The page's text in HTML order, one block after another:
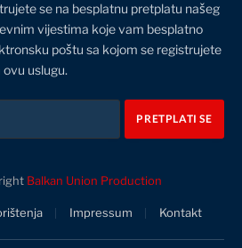
se na besplatnu pretplatu našeg
vijestima koje vam besplatno
poštu sa kojom se registrujete
uslugu.
Balkan Union Production
Impressum Kontakt